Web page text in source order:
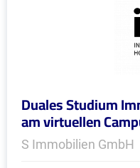
Duales Studium
am virtuellen
S Immobilien GmbH